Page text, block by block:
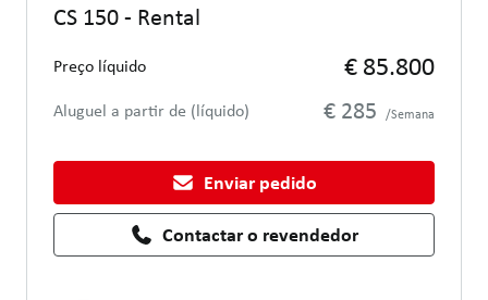
CS 150 - Rental
Preço líquido € 85.800
Aluguel a partir de (líquido) € 285 /Semana
Enviar pedido
Contactar o revendedor